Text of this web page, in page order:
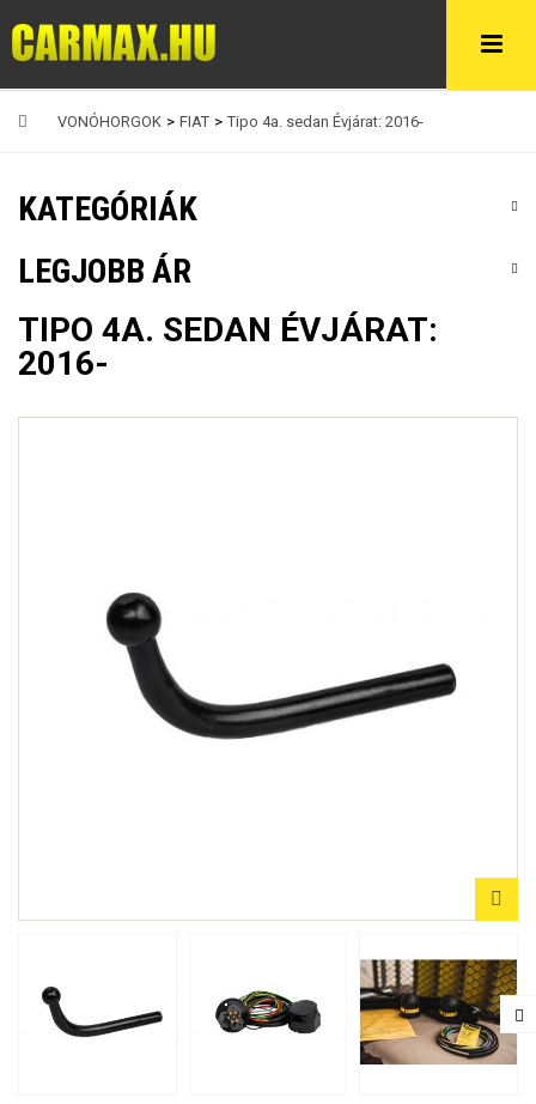
VONÓHORGOK > FIAT > Tipo 4a. sedan Évjárat: 2016-
KATEGÓRIÁK
LEGJOBB ÁR
TIPO 4A. SEDAN ÉVJÁRAT:
2016-